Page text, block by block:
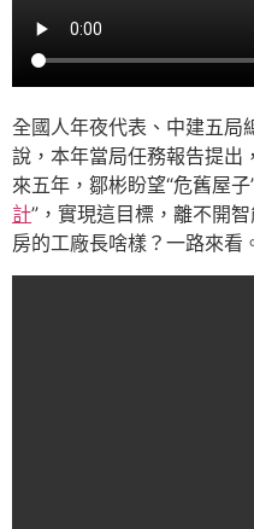
全國人年夜代表、中建五局
說，本年當局任務報告提出
來五年，鄒彬盼望“危舊屋
計”，實現這目標，離不開
房的工廠長啥樣？一路來看